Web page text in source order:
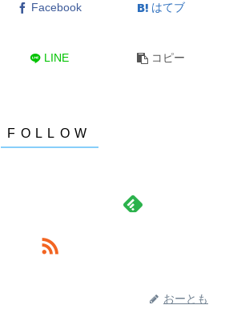
Facebook はてブ
LINE コピー
おーとも